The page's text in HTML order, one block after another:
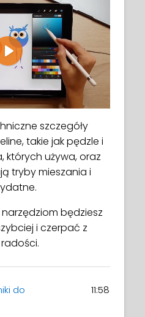
Play
szczegóły
takie jak pędzle i
których używa, oraz
tryby mieszania i
będziesz
i czerpać z
do
11:58